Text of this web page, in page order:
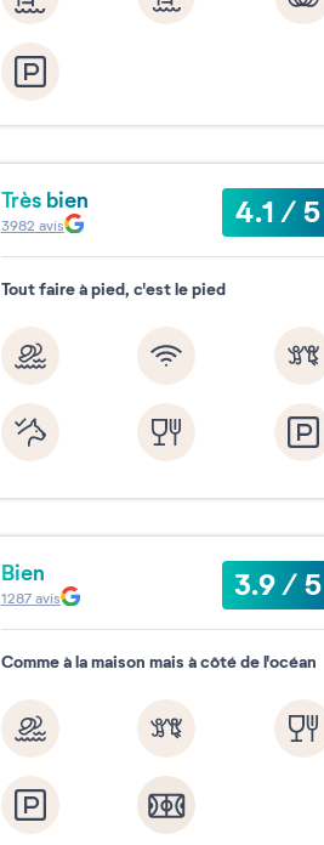
Très bien 4.1/5
3982 avis
Tout faire à pied, c'est le pied
Bien 3.9/5
1287avis
Comme à la maison mais à côté de l'océan